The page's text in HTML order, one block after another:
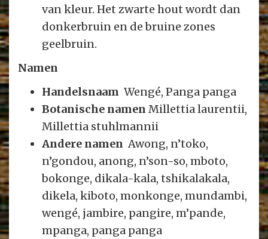
van kleur. Het zwarte hout wordt dan
donkerbruin en de bruine zones
geelbruin.
Namen
Handelsnaam Wengé, Panga panga
Botanische namen Millettia laurentii,
Millettia stuhlmannii
Andere namen Awong, n’toko,
n’gondou, anong, n’son-so, mboto,
bokonge, dikala-kala, tshikalakala,
dikela, kiboto, monkonge, mundambi,
wengé, jambire, pangire, m’pande,
mpanga, panga panga